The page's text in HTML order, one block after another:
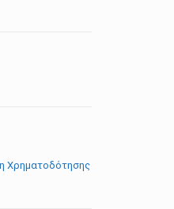
Χρηματοδότησης